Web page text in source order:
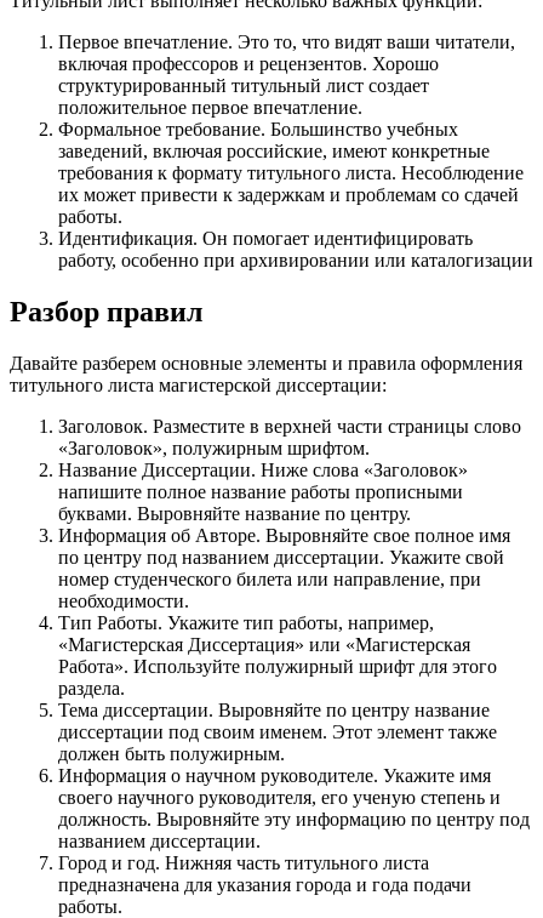
Первое впечатление. Это то, что видят ваши читатели,
включая профессоров и рецензентов. Хорошо
структурированный титульный лист создает
положительное первое впечатление.
Формальное требование. Большинство учебных
заведений, включая российские, имеют конкретные
требования к формату титульного листа. Несоблюдение
их может привести к задержкам и проблемам со сдачей
работы.
Идентификация. Он помогает идентифицировать
работу, особенно при архивировании или каталогизации
Разбор правил
Давайте разберем основные элементы и правила оформления
титульного листа магистерской диссертации:
Заголовок. Разместите в верхней части страницы слово
«Заголовок», полужирным шрифтом.
Название Диссертации. Ниже слова «Заголовок»
напишите полное название работы прописными
буквами. Выровняйте название по центру.
Информация об Авторе. Выровняйте свое полное имя
по центру под названием диссертации. Укажите свой
номер студенческого билета или направление, при
необходимости.
Тип Работы. Укажите тип работы, например,
«Магистерская Диссертация» или «Магистерская
Работа». Используйте полужирный шрифт для этого
раздела.
Тема диссертации. Выровняйте по центру название
диссертации под своим именем. Этот элемент также
должен быть полужирным.
Информация о научном руководителе. Укажите имя
своего научного руководителя, его ученую степень и
должность. Выровняйте эту информацию по центру под
названием диссертации.
Город и год. Нижняя часть титульного листа
предназначена для указания города и года подачи
работы.